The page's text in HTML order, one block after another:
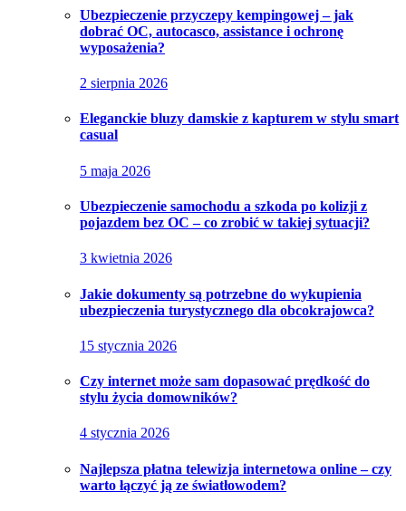
Ubezpieczenie przyczepy kempingowej – jak
dobrać OC, autocasco, assistance i ochronę
wyposażenia?
2 sierpnia 2026
Eleganckie bluzy damskie z kapturem w stylu smart
casual
5 maja 2026
Ubezpieczenie samochodu a szkoda po kolizji z
pojazdem bez OC – co zrobić w takiej sytuacji?
3 kwietnia 2026
Jakie dokumenty są potrzebne do wykupienia
ubezpieczenia turystycznego dla obcokrajowca?
15 stycznia 2026
Czy internet może sam dopasować prędkość do
stylu życia domowników?
4 stycznia 2026
Najlepsza płatna telewizja internetowa online – czy
warto łączyć ją ze światłowodem?